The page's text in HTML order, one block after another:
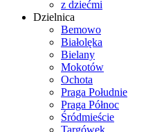
z dziećmi
Dzielnica
Bemowo
Białolęka
Bielany
Mokotów
Ochota
Praga Południe
Praga Północ
Śródmieście
Targówek